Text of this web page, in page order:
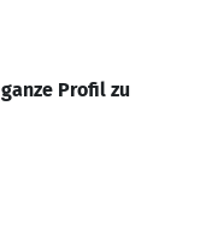
Profil zu